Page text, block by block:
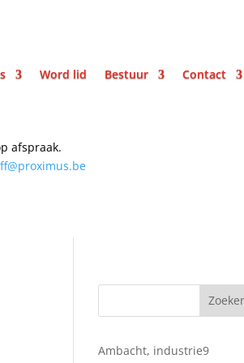
Word lid Bestuur Contact
afspraak.
Ambacht, industrie99